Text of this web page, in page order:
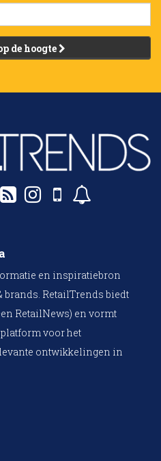
de hoogte
en inspiratiebron
RetailTrends biedt
RetailNews) en vormt
voor het
ontwikkelingen in